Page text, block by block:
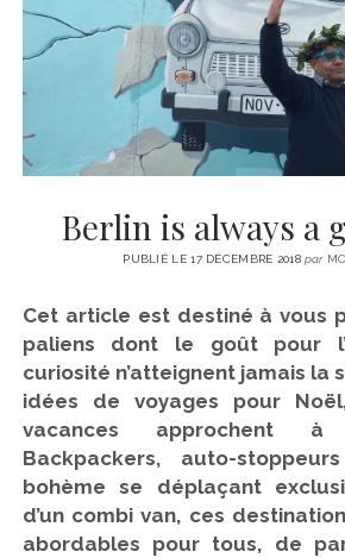
CINÉMA
LITTÉRATURE
ÉCONOMIE
SPORT
MÉDIAS
SANTÉ
instagram
email
Berlin is always a
PUBLIÉ LE 17 DÉCEMBRE 2018par
Cet article est destiné à vous
paliens dont le goût pour
curiosité n’atteignent jamais la
idées de voyages pour
vacances approchent
Backpackers, auto-
bohème se déplaçant
d’un combi van, ces
abordables pour tous, de